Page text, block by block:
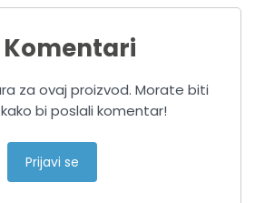
za ovaj proizvod. Morate biti
bi poslali komentar!
Prijavi se